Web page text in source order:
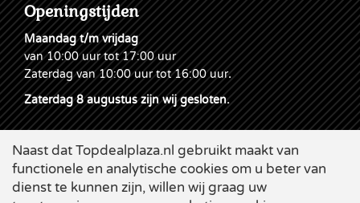
Openingstijden
Maandag t/m vrijdag
van 10:00 uur tot 17:00 uur
Zaterdag van 10:00 uur tot 16:00 uur.
Zaterdag 8 augustus zijn wij gesloten.
Naast dat Topdealplaza.nl gebruikt maakt van
functionele en analytische cookies om u beter van
dienst te kunnen zijn, willen wij graag uw